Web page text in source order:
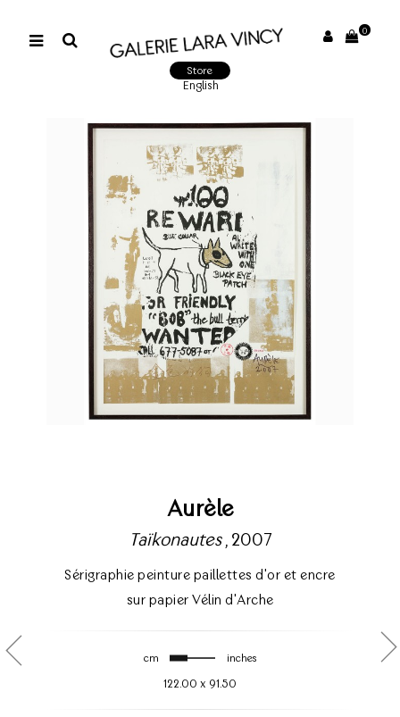
0
Store
English
Aurèle
Taïkonautes, 2007
Sérigraphie peinture paillettes d'or et encre
sur papier Vélin d'Arche
cm inches
122.00 x 91.50